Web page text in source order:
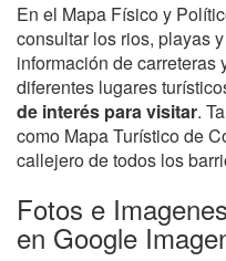
En el Mapa Físico y
consultar los rios, playas
información de carreteras
diferentes lugares
de interés para visitar.
como Mapa Turístico de
callejero de todos los
Fotos e
en Google